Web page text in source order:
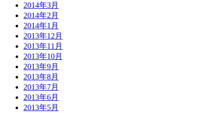
2014年3月
2014年2月
2014年1月
2013年12月
2013年11月
2013年10月
2013年9月
2013年8月
2013年7月
2013年6月
2013年5月